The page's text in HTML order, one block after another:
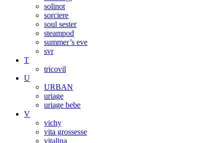
solinot
sorciere
soul sester
steampod
summer’s eve
svr
T
tricovil
U
URBAN
uriage
uriage bebe
V
vichy
vita grossesse
vitalina